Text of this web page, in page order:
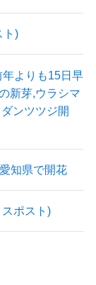
ト)
よりも15日早
新芽,ウラシマ
ンツツジ開
知県で開花
ポスト)